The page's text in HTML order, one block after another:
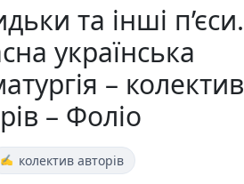
новинки
пропозиції
та аксесуари
Пазли
Вітальні листівки
Подарункові елементи
На день народження
та інші п’єси.
українська
– колектив
– Фоліо
колектив авторів